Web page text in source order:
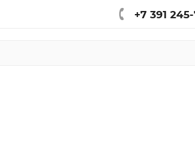
+7 391